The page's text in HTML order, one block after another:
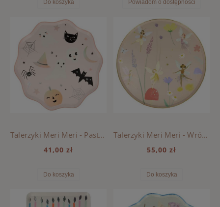
Do koszyka Powiadom o dostępności
Talerzyki Meri Meri - Pastel Halloween
41,00 zł
Do koszyka
Talerzyki Meri Meri - Wróżki
55,00 zł
Do koszyka